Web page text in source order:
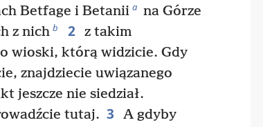
Betfage i Betanii a na Górze
z nich b 2 z takim
wioski, którą widzicie. Gdy
znajdziecie uwiązanego
jeszcze nie siedział.
tutaj. 3
A gdyby